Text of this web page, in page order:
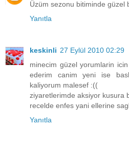
Üzüm sezonu bitiminde güzel
Yanıtla
keskinli 27 Eylül 2010 02:29
minecim güzel yorumlarin
ederim canim yeni ise
kaliyorum malesef :((
ziyaretlerimde aksiyor kusura
recelde enfes yani ellerine
Yanıtla